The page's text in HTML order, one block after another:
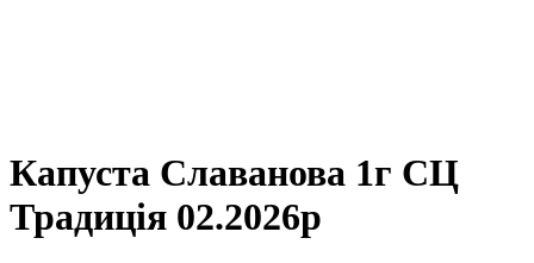
Капуста Славанова 1г СЦ
Традиція 02.2026р